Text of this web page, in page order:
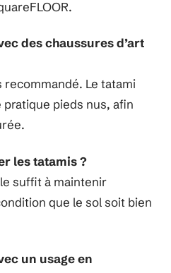
des chaussures d’art
recommandé. Le tatami
pratique pieds nus, afin
les tatamis ?
suffit à maintenir
que le sol soit bien
un usage en